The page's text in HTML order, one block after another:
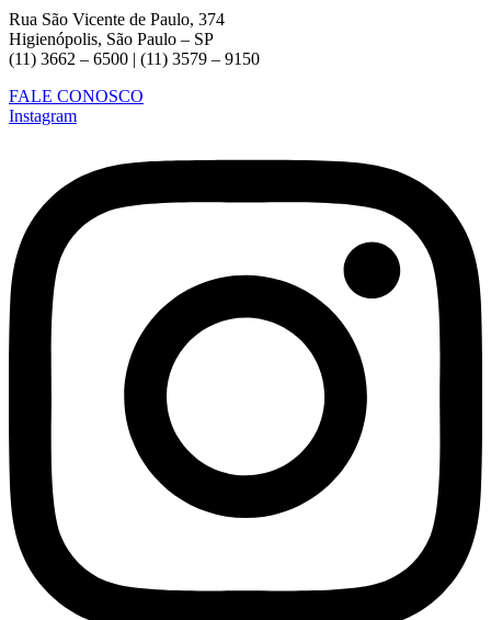
Rua São Vicente de Paulo, 374
Higienópolis, São Paulo – SP
(11) 3662 – 6500 | (11) 3579 – 9150
FALE CONOSCO
Instagram